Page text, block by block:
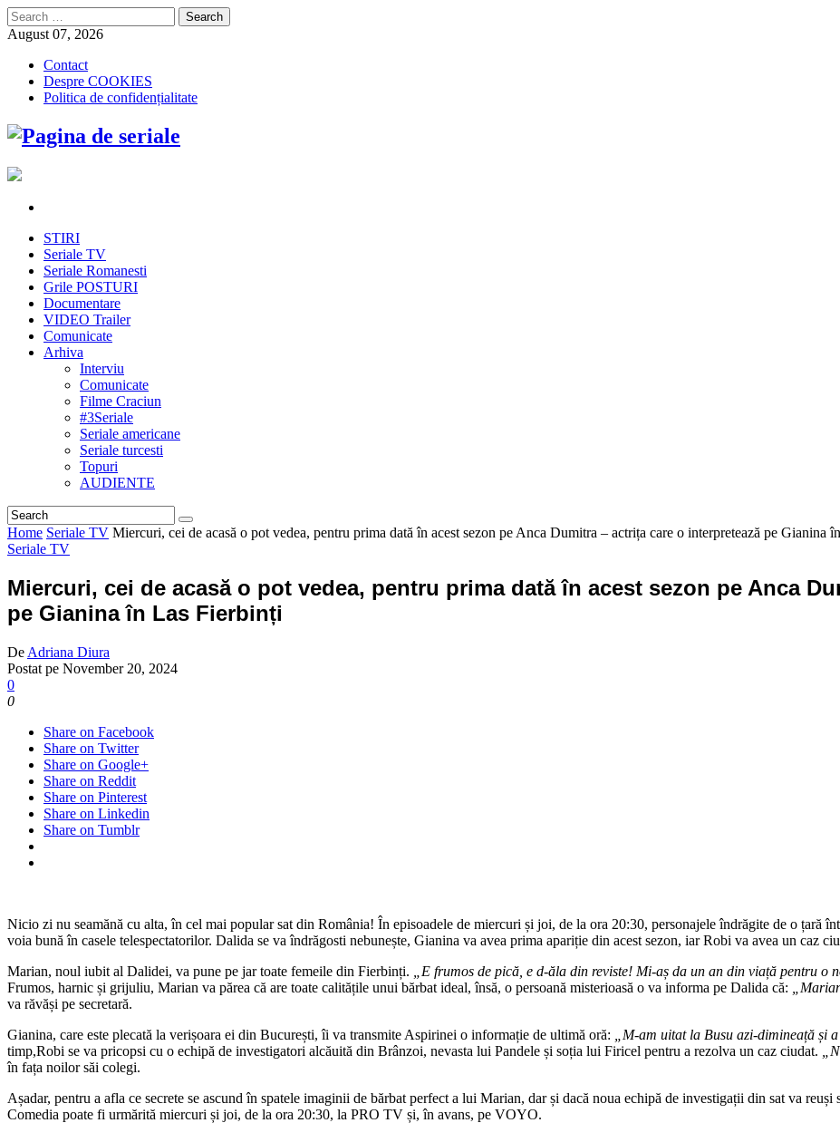
Search
for:
August 07, 2026
Contact
Despre COOKIES
Politica de confidențialitate
STIRI
Seriale TV
Seriale Romanesti
Grile POSTURI
Documentare
VIDEO Trailer
Comunicate
Arhiva
Interviu
Comunicate
Filme Craciun
#3Seriale
Seriale americane
Seriale turcesti
Topuri
AUDIENTE
Home Seriale TV Miercuri, cei de acasă o pot vedea, pentru prima dată în acest sezon pe Anca Dumitra – actrița care o interpretează pe Gianina
Seriale TV
Miercuri, cei de acasă o pot vedea, pentru prima dată în acest sezon pe Anca
pe Gianina în Las Fierbinți
De Adriana Diura
Postat pe November 20, 2024
0
0
Share on Facebook
Share on Twitter
Share on Google+
Share on Reddit
Share on Pinterest
Share on Linkedin
Share on Tumblr
Nicio zi nu seamănă cu alta, în cel mai popular sat din România! În episoadele de miercuri și joi, de la ora 20:30, personajele îndrăgite de o țară
voia bună în casele telespectatorilor. Dalida se va îndrăgosti nebunește, Gianina va avea prima apariție din acest sezon, iar Robi va avea un caz
Marian, noul iubit al Dalidei, va pune pe jar toate femeile din Fierbinți.
„E frumos de pică, e d-ăla din reviste! Mi-aș da un an din viață pentru o
Frumos, harnic și grijuliu, Marian va părea că are toate calitățile unui bărbat ideal, însă, o persoană misterioasă o va informa pe Dalida că:
va răvăși pe secretară.
Gianina, care este plecată la verișoara ei din București, îi va transmite Aspirinei o informație de ultimă oră:
„M-am uitat la Busu azi-dimineață și
timp,Robi se va pricopsi cu o echipă de investigatori alcăuită din Brânzoi, nevasta lui Pandele și soția lui Firicel pentru a rezolva un caz ciudat.
în fața noilor săi colegi.
Așadar, pentru a afla ce secrete se ascund în spatele imaginii de bărbat perfect a lui Marian, dar și dacă noua echipă de investigații din sat va reuși
Comedia poate fi urmărită miercuri și joi, de la ora 20:30, la PRO TV și, în avans, pe VOYO.